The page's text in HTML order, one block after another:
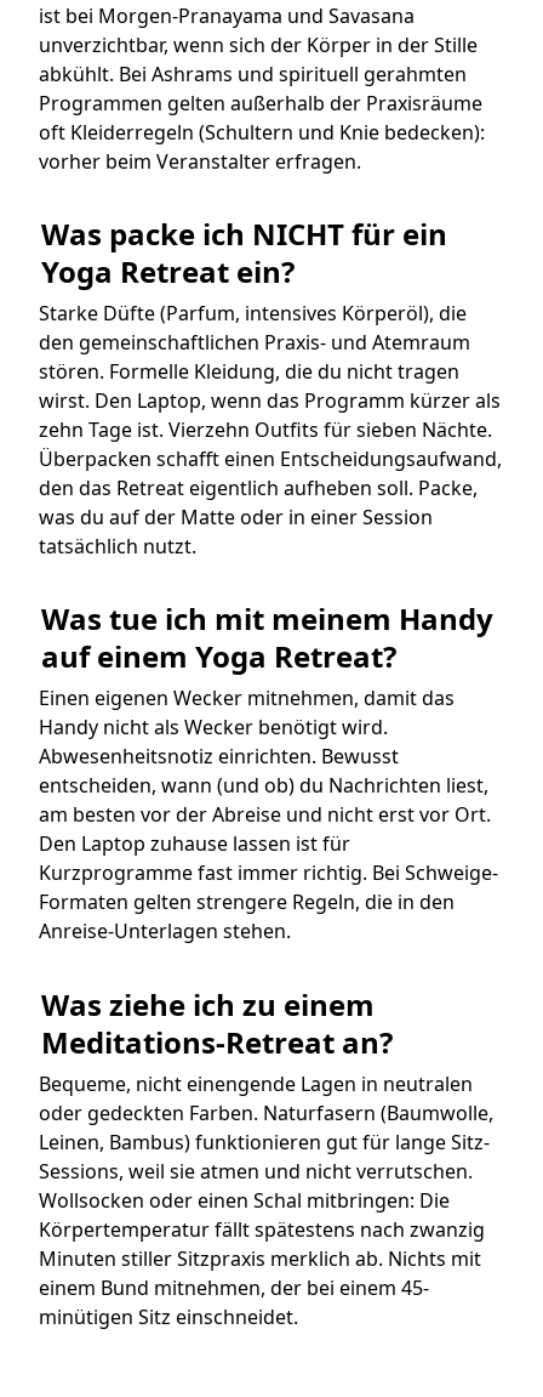
ist bei Morgen-Pranayama und Savasana
unverzichtbar, wenn sich der Körper in der Stille
abkühlt. Bei Ashrams und spirituell gerahmten
Programmen gelten außerhalb der Praxisräume
oft Kleiderregeln (Schultern und Knie bedecken):
vorher beim Veranstalter erfragen.
Was packe ich NICHT für ein
Yoga Retreat ein?
Starke Düfte (Parfum, intensives Körperöl), die
den gemeinschaftlichen Praxis- und Atemraum
stören. Formelle Kleidung, die du nicht tragen
wirst. Den Laptop, wenn das Programm kürzer als
zehn Tage ist. Vierzehn Outfits für sieben Nächte.
Überpacken schafft einen Entscheidungsaufwand,
den das Retreat eigentlich aufheben soll. Packe,
was du auf der Matte oder in einer Session
tatsächlich nutzt.
Was tue ich mit meinem Handy
auf einem Yoga Retreat?
Einen eigenen Wecker mitnehmen, damit das
Handy nicht als Wecker benötigt wird.
Abwesenheitsnotiz einrichten. Bewusst
entscheiden, wann (und ob) du Nachrichten liest,
am besten vor der Abreise und nicht erst vor Ort.
Den Laptop zuhause lassen ist für
Kurzprogramme fast immer richtig. Bei Schweige-
Formaten gelten strengere Regeln, die in den
Anreise-Unterlagen stehen.
Was ziehe ich zu einem
Meditations-Retreat an?
Bequeme, nicht einengende Lagen in neutralen
oder gedeckten Farben. Naturfasern (Baumwolle,
Leinen, Bambus) funktionieren gut für lange Sitz-
Sessions, weil sie atmen und nicht verrutschen.
Wollsocken oder einen Schal mitbringen: Die
Körpertemperatur fällt spätestens nach zwanzig
Minuten stiller Sitzpraxis merklich ab. Nichts mit
einem Bund mitnehmen, der bei einem 45-
minütigen Sitz einschneidet.